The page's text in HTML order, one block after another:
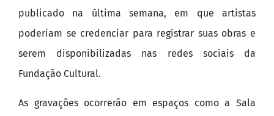
publicado na última semana, em que artistas
poderiam se credenciar para registrar suas obras e
serem disponibilizadas nas redes sociais da
Fundação Cultural.
As gravações ocorrerão em espaços como a Sala